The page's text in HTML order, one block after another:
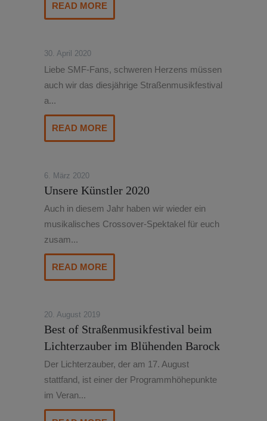
READ MORE
30. April 2020
Liebe SMF-Fans, schweren Herzens müssen
auch wir das diesjährige Straßenmusikfestival
a...
READ MORE
6. März 2020
Unsere Künstler 2020
Auch in diesem Jahr haben wir wieder ein
musikalisches Crossover-Spektakel für euch
zusam...
READ MORE
20. August 2019
Best of Straßenmusikfestival beim
Lichterzauber im Blühenden Barock
Der Lichterzauber, der am 17. August
stattfand, ist einer der Programmhöhepunkte
im Veran...